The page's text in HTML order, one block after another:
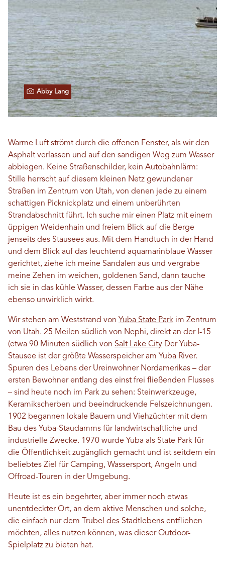
Abby Lang
Warme Luft strömt durch die offenen Fenster, als wir den
Asphalt verlassen und auf den sandigen Weg zum Wasser
abbiegen. Keine Straßenschilder, kein Autobahnlärm:
Stille herrscht auf diesem kleinen Netz gewundener
Straßen im Zentrum von Utah, von denen jede zu einem
schattigen Picknickplatz und einem unberührten
Strandabschnitt führt. Ich suche mir einen Platz mit einem
üppigen Weidenhain und freiem Blick auf die Berge
jenseits des Stausees aus. Mit dem Handtuch in der Hand
und dem Blick auf das leuchtend aquamarinblaue Wasser
gerichtet, ziehe ich meine Sandalen aus und vergrabe
meine Zehen im weichen, goldenen Sand, dann tauche
ich sie in das kühle Wasser, dessen Farbe aus der Nähe
ebenso unwirklich wirkt.
Wir stehen am Weststrand von Yuba State Park im Zentrum
von Utah. 25 Meilen südlich von Nephi, direkt an der I-15
(etwa 90 Minuten südlich von Salt Lake City Der Yuba-
Stausee ist der größte Wasserspeicher am Yuba River.
Spuren des Lebens der Ureinwohner Nordamerikas – der
ersten Bewohner entlang des einst frei fließenden Flusses
– sind heute noch im Park zu sehen: Steinwerkzeuge,
Keramikscherben und beeindruckende Felszeichnungen.
1902 begannen lokale Bauern und Viehzüchter mit dem
Bau des Yuba-Staudamms für landwirtschaftliche und
industrielle Zwecke. 1970 wurde Yuba als State Park für
die Öffentlichkeit zugänglich gemacht und ist seitdem ein
beliebtes Ziel für Camping, Wassersport, Angeln und
Offroad-Touren in der Umgebung.
Heute ist es ein begehrter, aber immer noch etwas
unentdeckter Ort, an dem aktive Menschen und solche,
die einfach nur dem Trubel des Stadtlebens entfliehen
möchten, alles nutzen können, was dieser Outdoor-
Spielplatz zu bieten hat.